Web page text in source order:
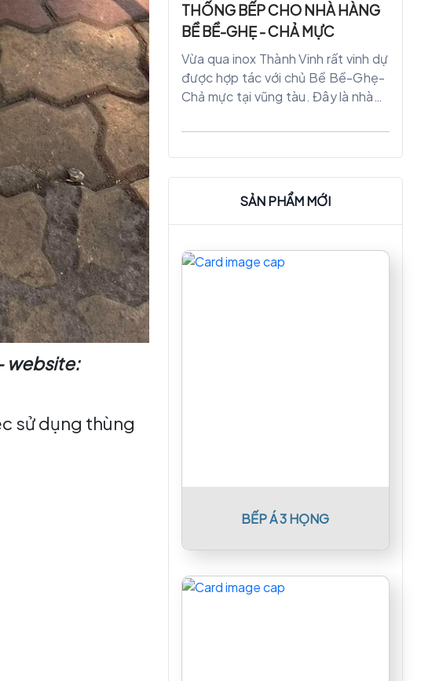
website:
sử dụng thùng
THỐNG BẾP CHO NHÀ HÀNG
BỀ BỀ-GHẸ - CHẢ MỰC
Vừa qua inox Thành Vinh rất vinh dự
được hợp tác với chủ Bề Bề-Ghẹ-
Chả mực tại vũng tàu. Đây là nhà
khách hàng muốn kì vọng chất
chuẩn ,hiện đại và hiệu quả là then
chốt nhằm đảm bảo chất lượng
món ăn nơi đây.
SẢN PHẨM MỚI
BẾP Á 3 HỌNG